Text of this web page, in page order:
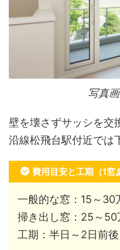
写真
壁を壊さずサッシを交
沿線松飛台駅付近では
費用目安と工期（1窓
一般的な窓：15～30
掃き出し窓：25～50
工期：半日～2日前後